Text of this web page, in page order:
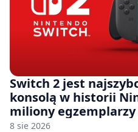
Switch 2 jest
konsolą w historii
miliony egzemplarzy
8 sie 2026